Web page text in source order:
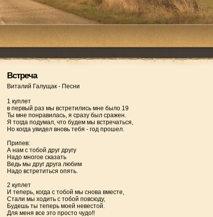
Встреча
Виталий Галущак - Песни
1 куплет
в первый раз мы встретились мне было 19
Ты мне понравилась, я сразу был сражен.
Я тогда подумал, что будем мы встречаться,
Но когда увидел вновь тебя - год прошел.
Припев:
А нам с тобой друг другу
Надо многое сказать
Ведь мы друг друга любим
Надо встретиться опять.
2 куплет
И теперь, когда с тобой мы снова вместе,
Стали мы ходить с тобой повсюду,
Будешь ты теперь моей невестой.
Для меня все это просто чудо!!